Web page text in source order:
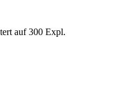
auf 300 Expl.